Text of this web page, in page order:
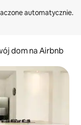
dom na Airbnb